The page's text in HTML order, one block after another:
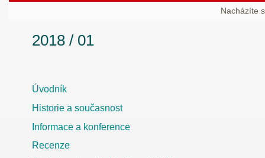
Nacházíte
2018 / 01
Úvodník
Historie a současnost
Informace a konference
Recenze